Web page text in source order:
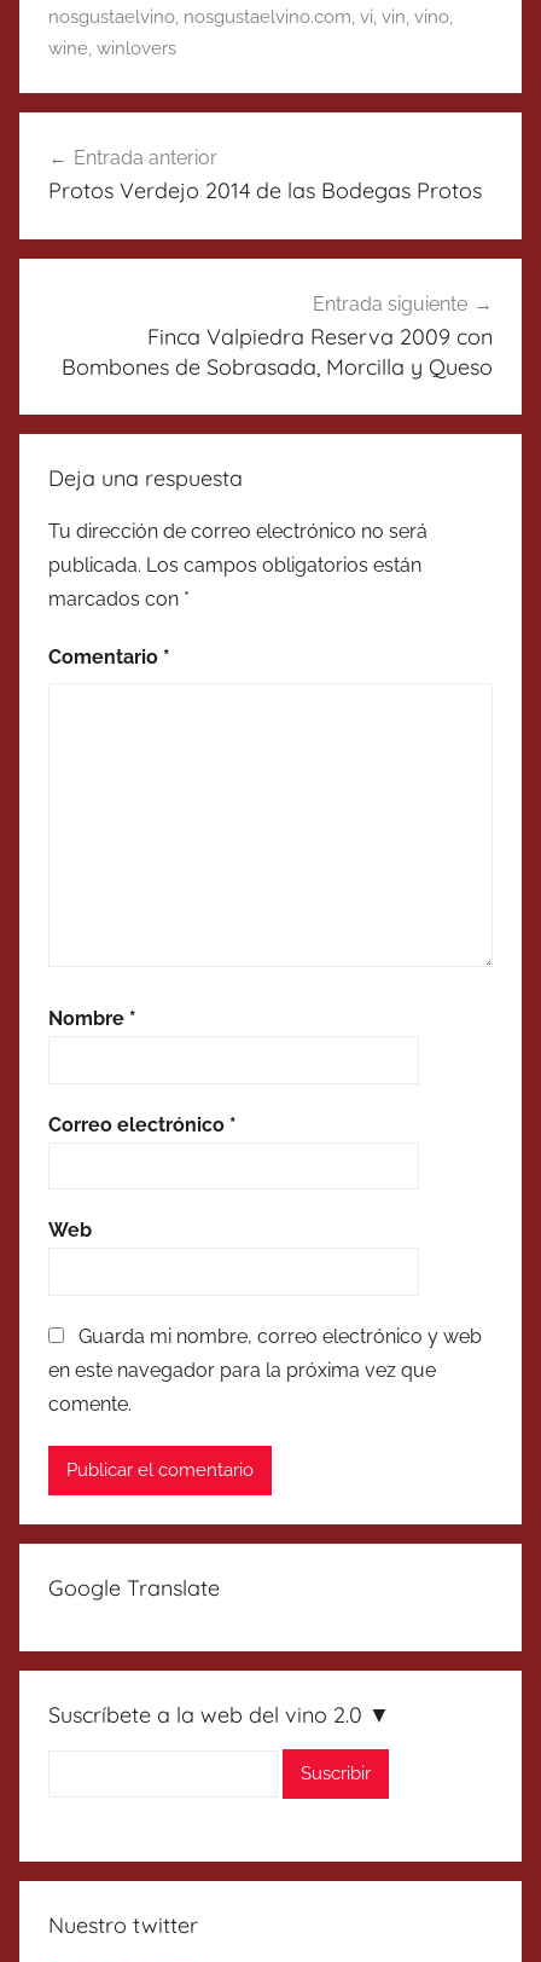
nosgustaelvino, nosgustaelvino.com, vi, vin, vino,
wine, winlovers
de
Entrada anterior
Protos Verdejo 2014 de las Bodegas Protos
Entrada siguiente
Finca Valpiedra Reserva 2009 con
Bombones de Sobrasada, Morcilla y Queso
Deja una respuesta
Tu dirección de correo electrónico no será
publicada. Los campos obligatorios están
marcados con *
Comentario *
Nombre *
Correo electrónico *
Web
Guarda mi nombre, correo electrónico y web
en este navegador para la próxima vez que
comente.
Google Translate
Suscríbete a la web del vino 2.0 ▼
Nuestro twitter